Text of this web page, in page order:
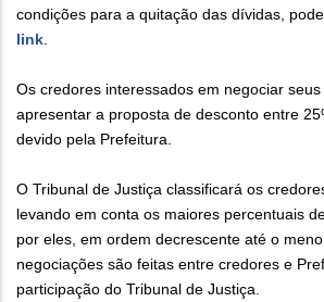
condições para a quitação das dívidas,
link.
Os credores interessados em negociar
apresentar a proposta de desconto entre
devido pela Prefeitura.
O Tribunal de Justiça classificará os
levando em conta os maiores percentuais
por eles, em ordem decrescente até o
negociações são feitas entre credores e
participação do Tribunal de Justiça.